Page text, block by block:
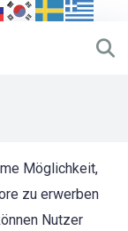
Möglichkeit,
zu erwerben
Nutzer